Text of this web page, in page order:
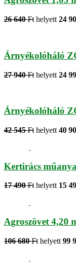
26 640 Ft helyett 24
Árnyékolóháló
27 940 Ft helyett 24
Árnyékolóháló
42 545 Ft helyett 40
Kertirács
17 490 Fthelyett 15
Agroszövet 4,20
106 680 Ft helyett 99